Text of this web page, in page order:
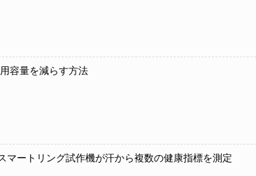
容量を減らす方法
マートリング試作機が汗から複数の健康指標を測定